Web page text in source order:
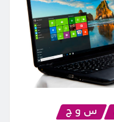
س و ج